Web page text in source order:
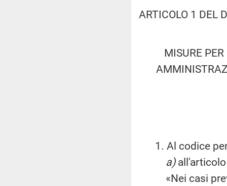
ARTICOLO 1 DEL
MISURE
1. Al codice
a)all'articolo
«Nei casi